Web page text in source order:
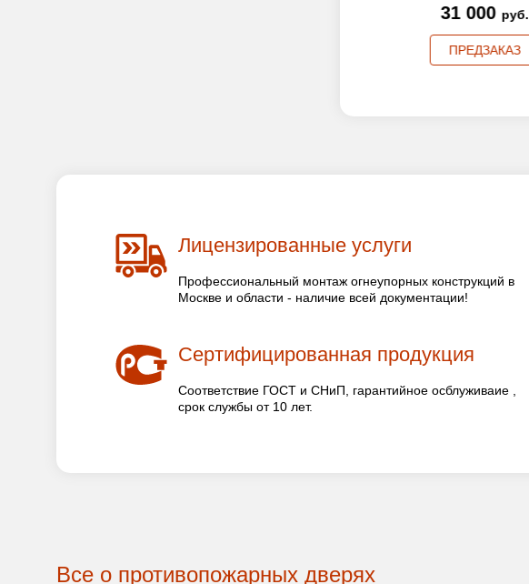
31 000 руб.
ПРЕДЗАКАЗ
Лицензированные услуги
Профессиональный монтаж огнеупорных конструкций в
Москве и области - наличие всей документации!
Сертифицированная продукция
Соответствие ГОСТ и СНиП, гарантийное осблуживаие ,
срок службы от 10 лет.
Все о противопожарных дверях